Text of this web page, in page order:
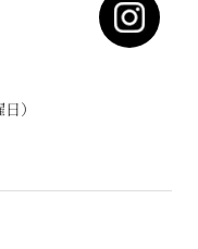
）